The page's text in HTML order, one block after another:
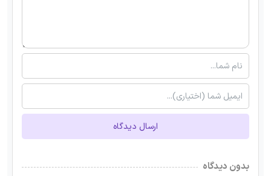
ارسال دیدگاه
بدون دیدگاه